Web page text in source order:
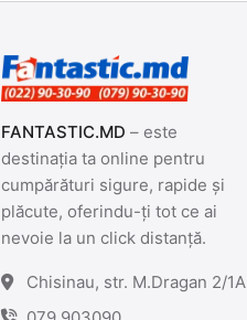
FANTASTIC.MD – este
destinația ta online pentru
cumpărături sigure, rapide și
plăcute, oferindu-ți tot ce ai
nevoie la un click distanță.
Chisinau, str. M.Dragan 2/1A